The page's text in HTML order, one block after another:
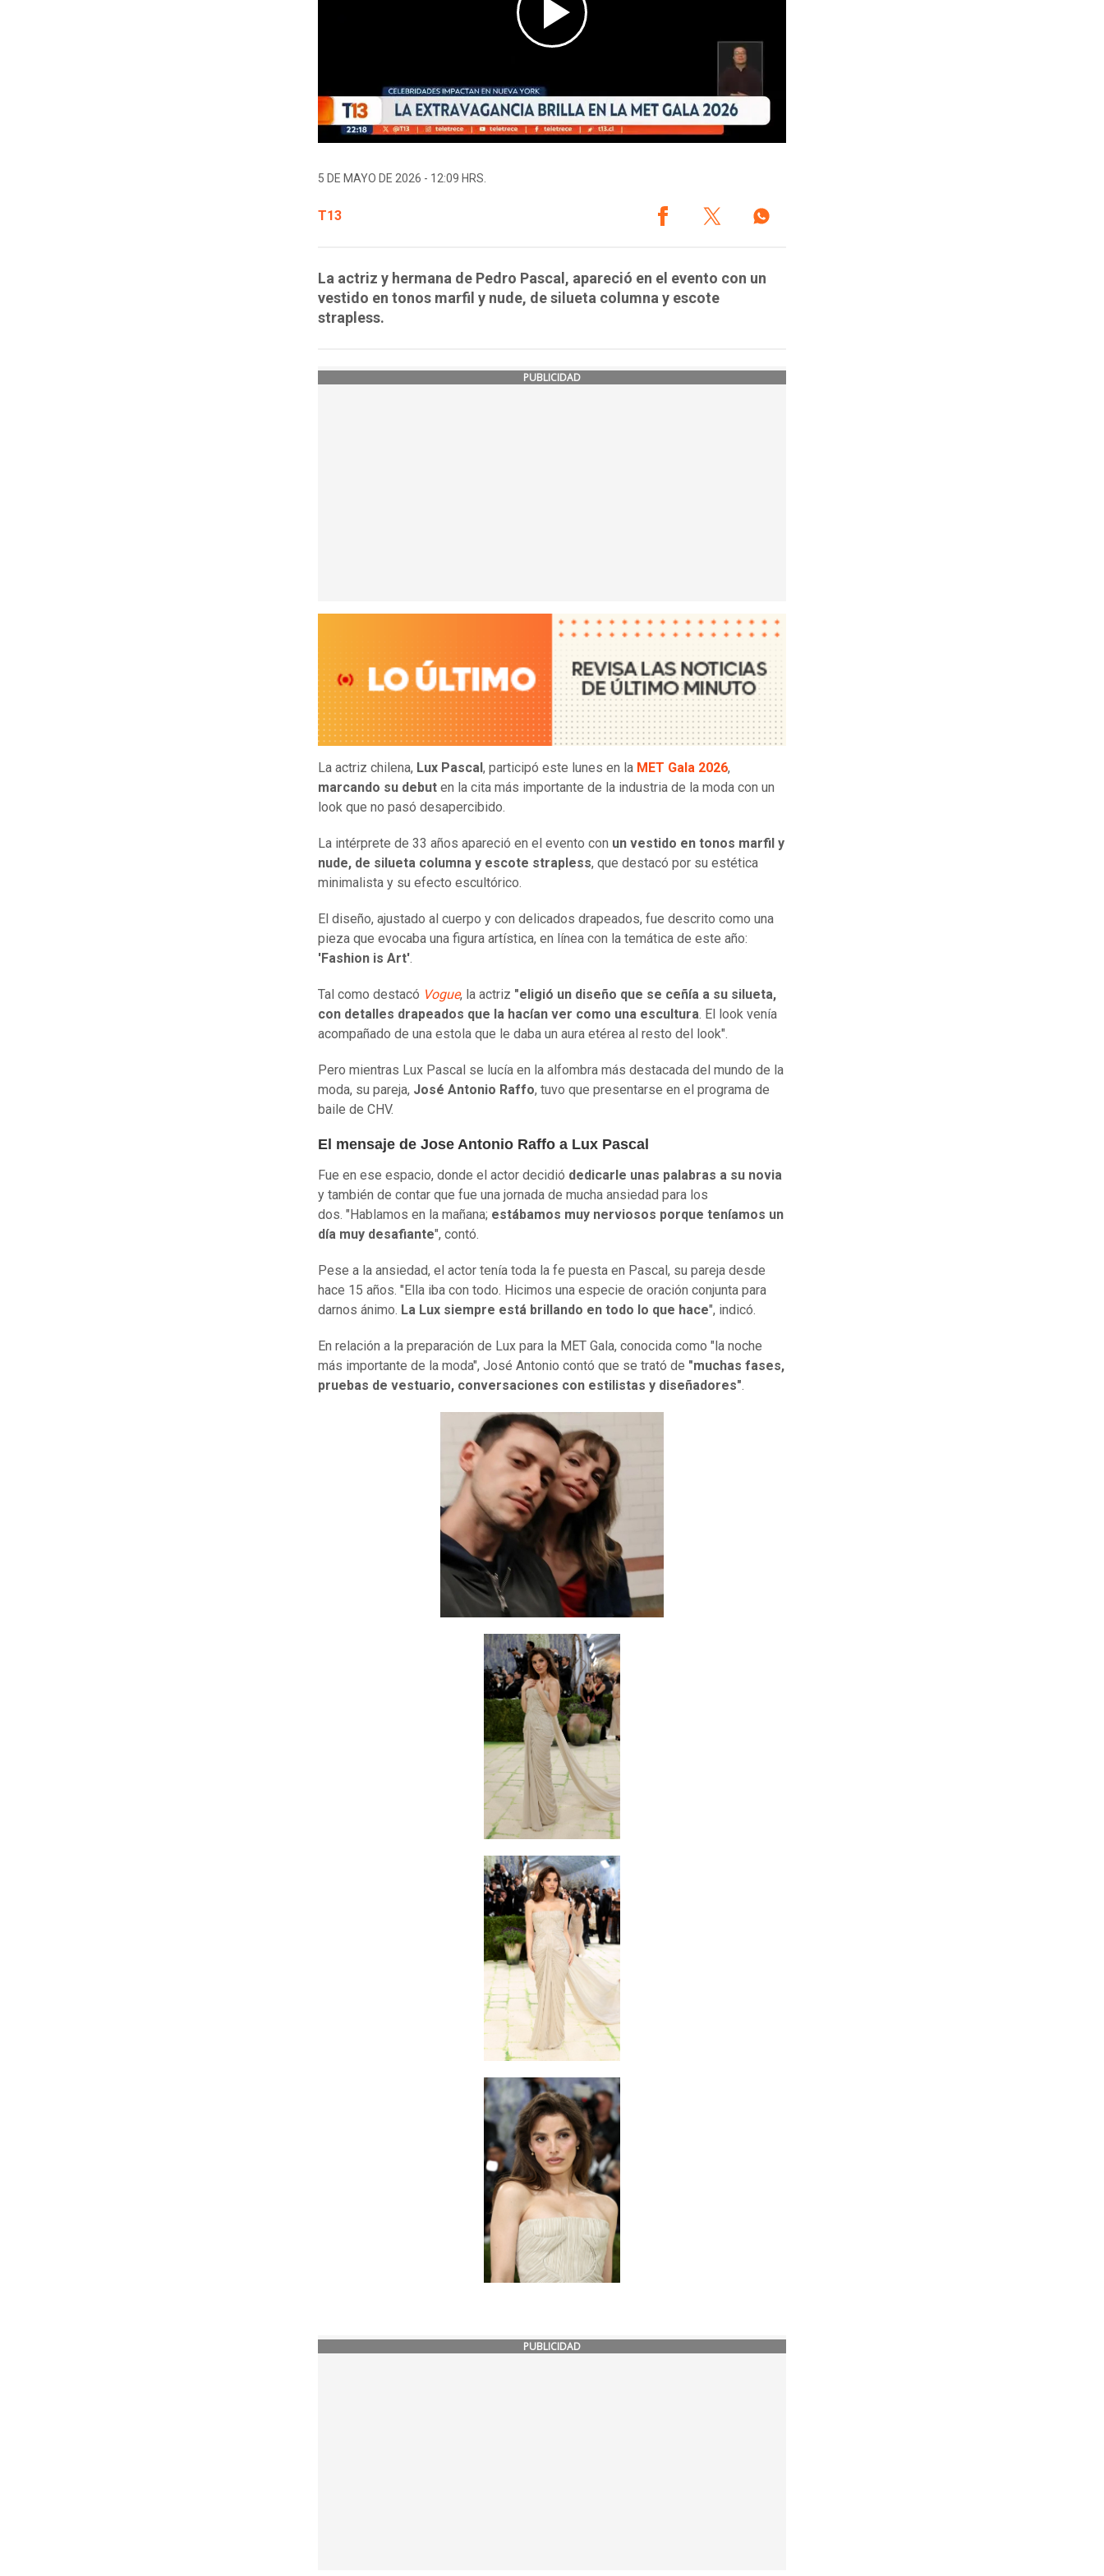
5 DE MAYO DE 2026 - 12:09 HRS.
T13
La actriz y hermana de Pedro Pascal, apareció en el evento con un
vestido en tonos marfil y nude, de silueta columna y escote
strapless.
PUBLICIDAD
La actriz chilena, Lux Pascal, participó este lunes en la MET Gala 2026,
marcando su debut en la cita más importante de la industria de la moda con un
look que no pasó desapercibido.
La intérprete de 33 años apareció en el evento con un vestido en tonos marfil y
nude, de silueta columna y escote strapless, que destacó por su estética
minimalista y su efecto escultórico.
El diseño, ajustado al cuerpo y con delicados drapeados, fue descrito como una
pieza que evocaba una figura artística, en línea con la temática de este año:
'Fashion is Art'.
Tal como destacó Vogue, la actriz "eligió un diseño que se ceñía a su silueta,
con detalles drapeados que la hacían ver como una escultura. El look venía
acompañado de una estola que le daba un aura etérea al resto del look".
Pero mientras Lux Pascal se lucía en la alfombra más destacada del mundo de la
moda, su pareja, José Antonio Raffo, tuvo que presentarse en el programa de
baile de CHV.
El mensaje de Jose Antonio Raffo a Lux Pascal
Fue en ese espacio, donde el actor decidió dedicarle unas palabras a su novia
y también de contar que fue una jornada de mucha ansiedad para los
dos. "Hablamos en la mañana; estábamos muy nerviosos porque teníamos un
día muy desafiante", contó.
Pese a la ansiedad, el actor tenía toda la fe puesta en Pascal, su pareja desde
hace 15 años. "Ella iba con todo. Hicimos una especie de oración conjunta para
darnos ánimo. La Lux siempre está brillando en todo lo que hace", indicó.
En relación a la preparación de Lux para la MET Gala, conocida como "la noche
más importante de la moda", José Antonio contó que se trató de "muchas fases,
pruebas de vestuario, conversaciones con estilistas y diseñadores".
PUBLICIDAD